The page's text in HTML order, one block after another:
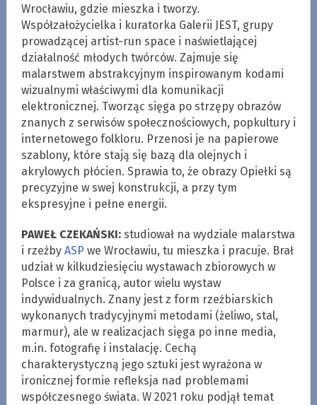
Wrocławiu, gdzie mieszka i tworzy.
Współzałożycielka i kuratorka Galerii JEST, grupy
prowadzącej artist-run space i naświetlającej
działalność młodych twórców. Zajmuje się
malarstwem abstrakcyjnym inspirowanym kodami
wizualnymi właściwymi dla komunikacji
elektronicznej. Tworząc sięga po strzępy obrazów
znanych z serwisów społecznościowych, popkultury i
internetowego folkloru. Przenosi je na papierowe
szablony, które stają się bazą dla olejnych i
akrylowych płócien. Sprawia to, że obrazy Opiełki są
precyzyjne w swej konstrukcji, a przy tym
ekspresyjne i pełne energii.
PAWEŁ CZEKAŃSKI: studiował na wydziale malarstwa
i rzeźby ASP we Wrocławiu, tu mieszka i pracuje. Brał
udział w kilkudziesięciu wystawach zbiorowych w
Polsce i za granicą, autor wielu wystaw
indywidualnych. Znany jest z form rzeźbiarskich
wykonanych tradycyjnymi metodami (żeliwo, stal,
marmur), ale w realizacjach sięga po inne media,
m.in. fotografię i instalację. Cechą
charakterystyczną jego sztuki jest wyrażona w
ironicznej formie refleksja nad problemami
współczesnego świata. W 2021 roku podjął temat